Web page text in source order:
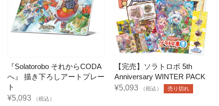
『Solatorobo それからCODA
へ』 描き下ろしアートプレー
ト
¥5,093
（税込）
【完売】ソラトロボ 5th
Anniversary WINTER PACK
¥5,093
（税込） 売り切れ